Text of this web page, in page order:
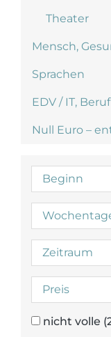
Theater
Mensch,
Sprachen
EDV / IT,
Null Euro –
Beginn
Zeitraum
Preis
nicht volle